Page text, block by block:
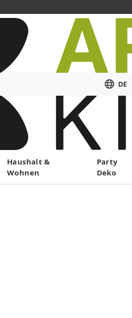
DE
Haushalt &
Wohnen
Party
Deko